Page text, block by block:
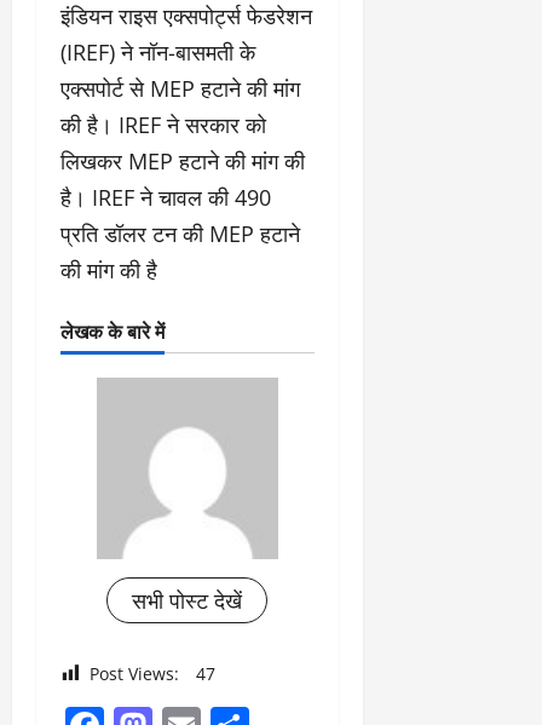
इंडियन राइस एक्सपोर्ट्स फेडरेशन
(IREF) ने नॉन-बासमती के
एक्सपोर्ट से MEP हटाने की मांग
की है। IREF ने सरकार को
लिखकर MEP हटाने की मांग की
है। IREF ने चावल की 490
प्रति डॉलर टन की MEP हटाने
की मांग की है
लेखक के बारे में
सभी पोस्ट देखें
Post Views: 47